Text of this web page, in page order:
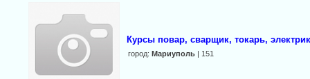
Курсы повар, сварщик, токарь,
город: Мариуполь| 151